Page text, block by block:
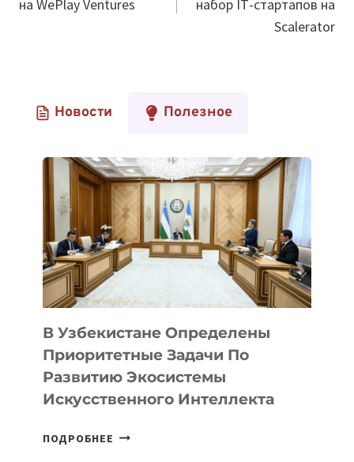
записям
на WePlay Ventures
набор ІТ-стартапов на
Scalerator
Новости Полезное
В Узбекистане Определены
Приоритетные Задачи По
Развитию Экосистемы
Искусственного Интеллекта
ПОДРОБНЕЕ В